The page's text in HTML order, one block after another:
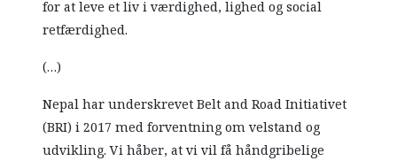
for at leve et liv i værdighed, lighed og social
retfærdighed.
(…)
Nepal har underskrevet Belt and Road Initiativet
(BRI) i 2017 med forventning om velstand og
udvikling. Vi håber, at vi vil få håndgribelige